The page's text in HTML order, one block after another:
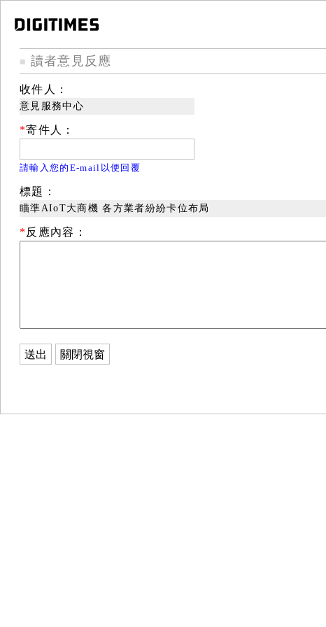
■ 讀者意見反應
收件人：
意見服務中心
*寄件人：
請輸入您的E-mail以便回覆
標題：
瞄準AIoT大商機 各方業者紛紛卡位布局
* 反應內容：